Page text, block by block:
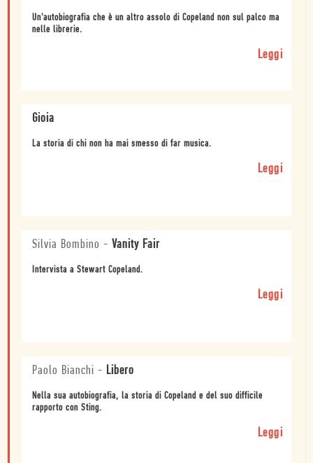
Un'autobiografia che è un altro assolo di Copeland non sul palco ma
nelle librerie.
Leggi
Gioia
La storia di chi non ha mai smesso di far musica.
Leggi
Silvia Bombino - Vanity Fair
Intervista a Stewart Copeland.
Leggi
Paolo Bianchi - Libero
Nella sua autobiografia, la storia di Copeland e del suo difficile
rapporto con Sting.
Leggi